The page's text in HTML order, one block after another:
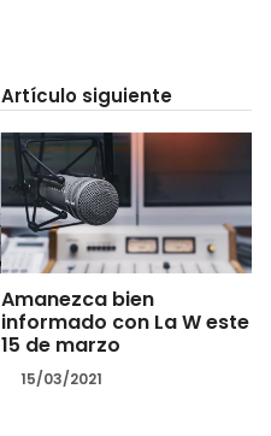
Artículo siguiente
Amanezca bien
informado con La W este
15 de marzo
15/03/2021